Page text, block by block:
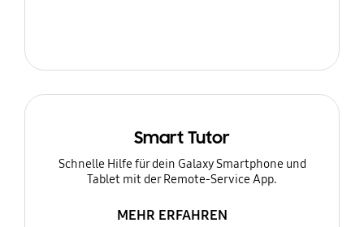
Smart Tutor
Schnelle Hilfe für dein Galaxy Smartphone und
Tablet mit der Remote-Service App.
MEHR ERFAHREN